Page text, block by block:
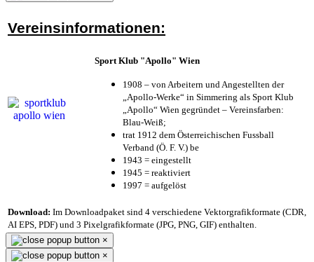
Vereinsinformationen:
Sport Klub "Apollo" Wien
1908 – von Arbeitern und Angestellten der
„Apollo-Werke“ in Simmering als Sport Klub
„Apollo“ Wien gegründet – Vereinsfarben:
Blau-Weiß;
trat 1912 dem Österreichischen Fussball
Verband (Ö. F. V.) be
1943 = eingestellt
1945 = reaktiviert
1997 = aufgelöst
Download: Im Downloadpaket sind 4 verschiedene Vektorgrafikformate (CDR,
AI EPS, PDF) und 3 Pixelgrafikformate (JPG, PNG, GIF) enthalten.
×
×